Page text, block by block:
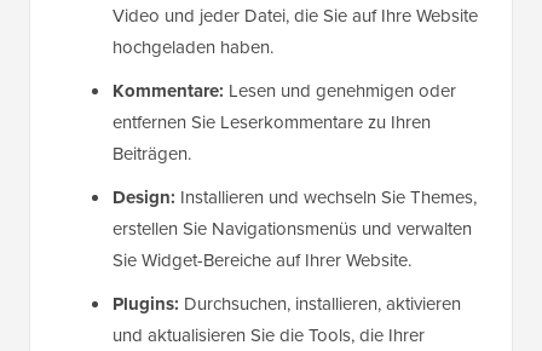
Video und jeder Datei, die Sie auf Ihre Website
hochgeladen haben.
Kommentare: Lesen und genehmigen oder
entfernen Sie Leserkommentare zu Ihren
Beiträgen.
Design: Installieren und wechseln Sie Themes,
erstellen Sie Navigationsmenüs und verwalten
Sie Widget-Bereiche auf Ihrer Website.
Plugins: Durchsuchen, installieren, aktivieren
und aktualisieren Sie die Tools, die Ihrer